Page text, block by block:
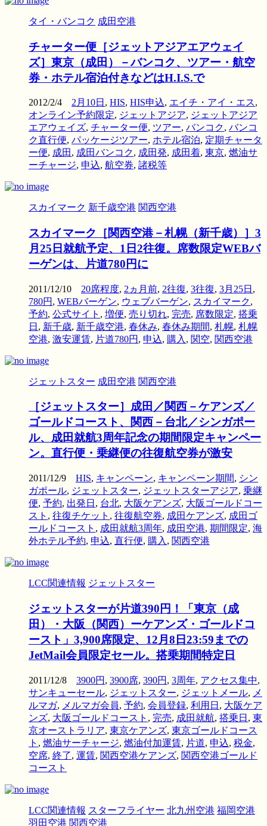
タイ・バンコク 成田空港
チャーター便［ジェットアジアエアウェイ
ズ］東京（成田）－バンコク、ツアー・航空
券・ホテル宿泊付きなどはH.I.S.で
2012/2/4 2月10日 , HIS, HIS申込, エイチ・アイ・エス,
オンライン予約限定, ジェットアジア, ジェットアジア
エアウェイズ, チャーター便, ツアー, バンコク, バンコ
ク直行便, パッケージツアー, ホテル宿泊, 定期チャータ
ー便, 成田 , 成田バンコク, 成田発, 成田着, 東京, 燃油サ
ーチャージ, 申込, 航空券, 諸税等
スカイマーク 新千歳空港 関西空港
スカイマーク［関西空港－札幌（新千歳）］3
月25日就航予定、1日2往復。席数限定WEBバ
ーゲンは、片道780円に
2011/12/10 20席程度, 2ヵ月前, 2往復, 3往復, 3月25日 ,
780円 , WEBバーゲン, ウェブバーゲン, スカイマーク,
予約, 公式サイト , 増便, 売り切れ, 完売, 席数限定, 搭乗
日 , 新千歳, 新千歳空港, 春休み, 春休み期間, 札幌, 札幌
空港, 激安運賃, 片道780円 , 申込, 購入 , 関空, 関西空港
ジェットスター 成田空港 関西空港
［ジェットスター］成田／関西－ケアンズ／
ゴールドコースト、関西－台北／シンガポー
ル、成田就航3周年記念の期間限定キャンペー
ン。直行便・乗継便の往復航空券が激安
2011/12/9 HIS, キャンペーン, キャンペーン期間, シン
ガポール, ジェットスター, ジェットスターアジア, 乗継
便, 予約, 出発日 , 台北, 大阪ケアンズ, 大阪ゴールドコー
スト , 往復チケット , 往復航空券, 成田ケアンズ, 成田ゴ
ールドコースト , 成田就航3周年, 成田空港, 期間限定, 海
外ホテル予約, 申込, 直行便, 購入 , 関西空港
LCC関連情報 ジェットスター
ジェットスターが片道390円！「東京（成
田）・大阪（関西）ーケアンズ・ゴールドコ
ースト」3,900席限定、12月8日23:59までの
JetMail会員限定セール。搭乗期間特定日
2011/12/8 3900円 , 3900席, 390円 , 3周年, アクセス集中,
サンキューセール, ジェットスター, ジェットメール, メ
ルマガ, メルマガ会員, 予約, 会員登録, 利用日 , 大阪ケア
ンズ, 大阪ゴールドコースト , 完売, 成田就航, 搭乗日 , 東
京オーストラリア, 東京ケアンズ, 東京ゴールドコース
ト , 燃油サーチャージ, 燃油付加運賃, 片道, 申込, 税金,
空席, 終了, 運賃, 関西空港ケアンズ, 関西空港ゴールド
コースト
LCC関連情報 スターフライヤー 北九州空港 福岡空港
羽田空港 関西空港